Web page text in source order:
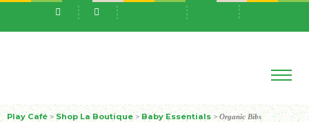
Play Café >Shop La Boutique> Baby Essentials>Organic Bibs